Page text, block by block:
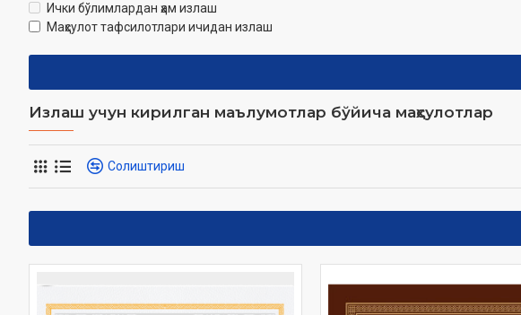
Ички бўлимлардан ҳам излаш
Маҳсулот тафсилотлари ичидан излаш
Излаш учун кирилган маълумотлар бўйича маҳсулотлар
Солиштириш